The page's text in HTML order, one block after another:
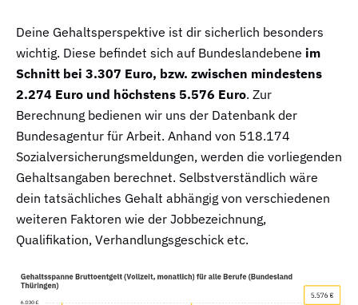
Deine Gehaltsperspektive ist dir sicherlich besonders
wichtig. Diese befindet sich auf Bundeslandebene im
Schnitt bei 3.307 Euro, bzw. zwischen mindestens
2.274 Euro und höchstens 5.576 Euro. Zur
Berechnung bedienen wir uns der Datenbank der
Bundesagentur für Arbeit. Anhand von 518.174
Sozialversicherungsmeldungen, werden die vorliegenden
Gehaltsangaben berechnet. Selbstverständlich wäre
dein tatsächliches Gehalt abhängig von verschiedenen
weiteren Faktoren wie der Jobbezeichnung,
Qualifikation, Verhandlungsgeschick etc.